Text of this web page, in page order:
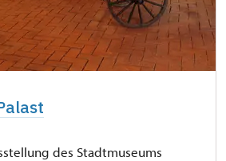
des Stadtmuseums